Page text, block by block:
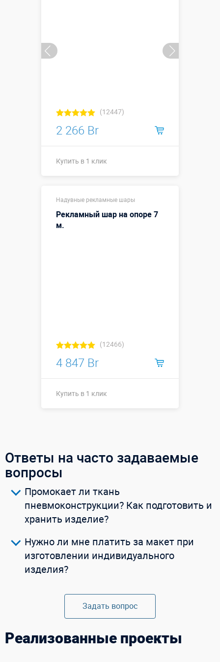
(12447)
2 266 Br
Купить в 1 клик
Больше деталей →
Смотреть видео
Надувные рекламные шары
Рекламный шар на опоре 7
м.
(12466)
4 847 Br
Купить в 1 клик
Ответы на часто задаваемые
вопросы
Промокает ли ткань
пневмоконструкции? Как подготовить и
хранить изделие?
Нужно ли мне платить за макет при
изготовлении индивидуального
изделия?
Задать вопрос
Реализованные проекты